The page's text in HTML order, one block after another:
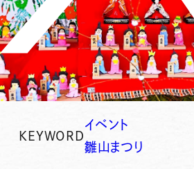
KEYWORD
イベント
雛山まつり